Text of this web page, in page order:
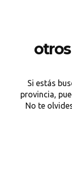
otros
Si estás
provincia,
No te